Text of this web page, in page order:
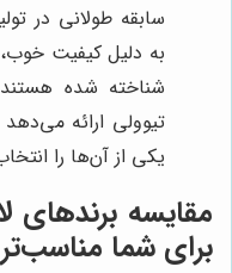
سابقه طولانی در
به دلیل کیفیت
شناخته شده
تیوولی ارائه
یکی از آن‌ها را
مقایسه برندهای
برای شما